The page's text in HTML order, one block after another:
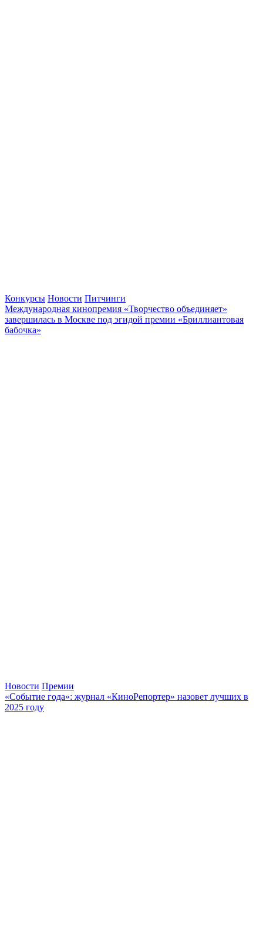
Конкурсы Новости Питчинги
Международная кинопремия «Творчество объединяет»
завершилась в Москве под эгидой премии «Бриллиантовая
бабочка»
Новости Премии
«Событие года»: журнал «КиноРепортер» назовет лучших в
2025 году